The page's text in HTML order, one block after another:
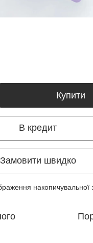
Купити
В кредит
Замовити швидко
накопичувальної